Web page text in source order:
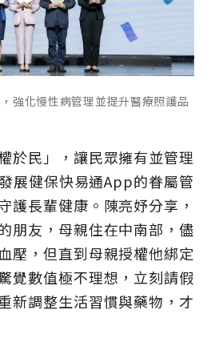
強化慢性病管理並提升醫療照護品
於民」，讓民眾擁有並管理
展健保快易通App的眷屬管
護長輩健康。陳亮妤分享，
朋友，母親住在中南部，儘
壓，但直到母親授權他綁定
覺數值極不理想，立刻請假
新調整生活習慣與藥物，才